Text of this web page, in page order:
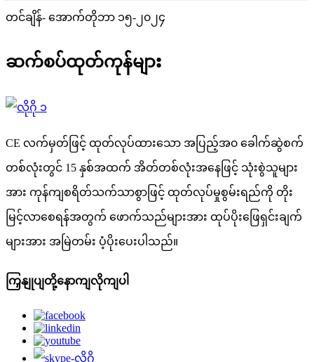
တင်ချိန်- အောက်တိုဘာ ၁၅-၂၀၂၄
ဆက်စပ်ထုတ်ကုန်များ
CE လက်မှတ်ဖြင့် ထုတ်လုပ်ထားသော အပြည့်အ၀ ခေါက်ဆွဲစက်
တစ်လုံးတွင် 15 နှစ်အထက် အိတ်တစ်လုံးအနေဖြင့် သုံးစွဲသူများ
အား ကုန်ကျစရိတ်သက်သာစွာဖြင့် ထုတ်လုပ်မှုစွမ်းရည်ကို တိုး
မြင့်လာစေရန်အတွက် ဖောက်သည်များအား ထုပ်ပိုးဖြေရှင်းချက်
များအား အမြဲတမ်း ပံ့ပိုးပေးပါသည်။
ကြှနျုပျတို့နောကျလိုကျပါ